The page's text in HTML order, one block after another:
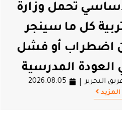
تحمل وزارة
كل ما سينجر
أو فشل
المدرسية
2026.08.05